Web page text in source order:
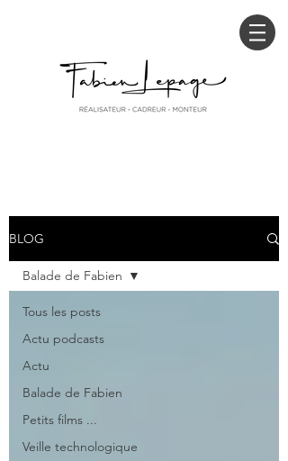
BLOG
Tous les posts
Actu podcasts
Actu
Balade de Fabien
Petits films ...
Veille technologique
Balade de Fabien